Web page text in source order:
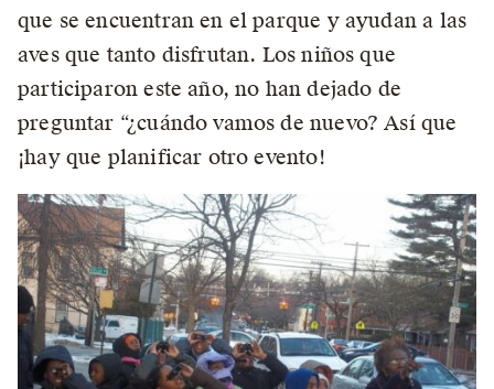
que se encuentran en el parque y ayudan a las
aves que tanto disfrutan. Los niños que
participaron este año, no han dejado de
preguntar “¿cuándo vamos de nuevo? Así que
¡hay que planificar otro evento!